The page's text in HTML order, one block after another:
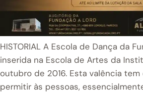
HISTORIAL A Escola de Dança da
inserida na Escola de Artes da
outubro de 2016. Esta valência
permitir às pessoas,